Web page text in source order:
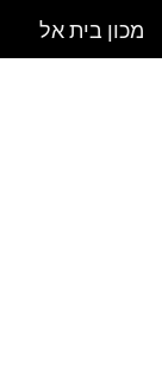
מכון בית אל